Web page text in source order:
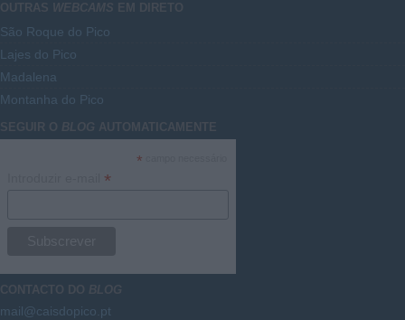
OUTRAS WEBCAMS EM DIRETO
São Roque do Pico
Lajes do Pico
Madalena
Montanha do Pico
SEGUIR O BLOG AUTOMATICAMENTE
*
*
CONTACTO DO BLOG
mail@caisdopico.pt